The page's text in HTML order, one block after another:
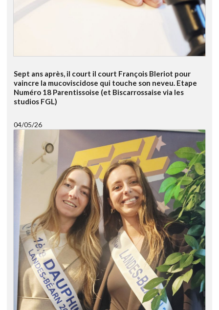
Sept ans après, il court il court François Bleriot pour
vaincre la mucoviscidose qui touche son neveu. Etape
Numéro 18 Parentissoise (et Biscarrossaise via les
studios FGL)
04/05/26